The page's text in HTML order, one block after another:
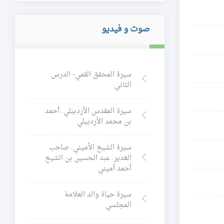
صوت و فيديو
سيرة المحقق القمي- الدرس
الثاني
سيرة المقدس الأردبيلي. أحمد
بن محمد الأردبيلي
سيرة الشيخ الأميني. صاحب
الغدير. عبد الحسين بن الشيخ
أحمد أميني
سيرة حياة والد العلامة
المجلسي